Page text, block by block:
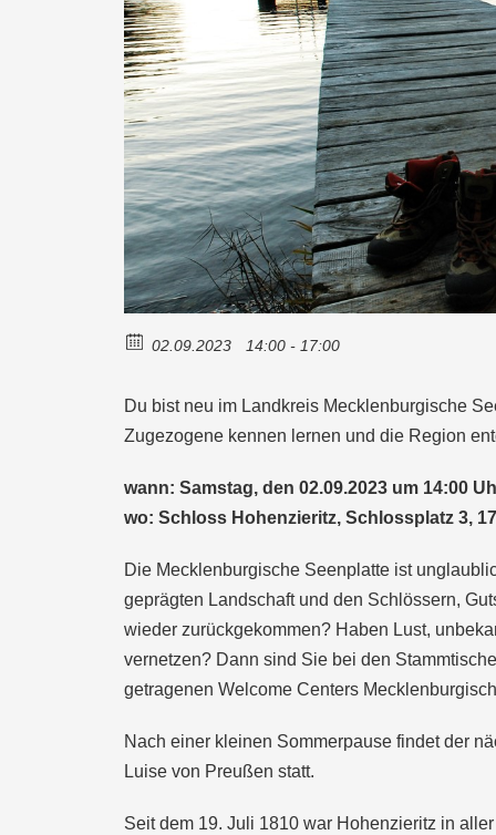
02.09.2023 14:00 - 17:00
Du bist neu im Landkreis Mecklenburgische
Zugezogene kennen lernen und die Region
wann: Samstag, den 02.09.2023 um 14:00
wo: Schloss Hohenzieritz, Schlossplatz 3,
Die Mecklenburgische Seenplatte ist
geprägten Landschaft und den Schlössern,
wieder zurückgekommen? Haben Lust,
vernetzen? Dann sind Sie bei den
getragenen Welcome Centers
Nach einer kleinen Sommerpause findet der
Luise von Preußen statt.
Seit dem 19. Juli 1810 war Hohenzieritz in